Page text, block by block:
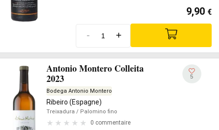
9,90 €
- +
Antonio Montero Colleita
2023
Bodega Antonio Montero
Ribeiro (Espagne)
Treixadura / Palomino fino
0 commentaire
5